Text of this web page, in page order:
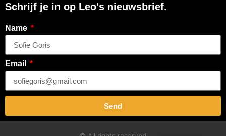
Schrijf je in op Leo's nieuwsbrief.
Name
Email
Send